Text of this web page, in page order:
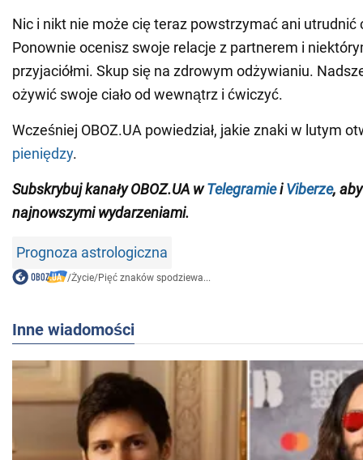
Nic i nikt nie może cię teraz powstrzymać ani utrudnić
Ponownie ocenisz swoje relacje z partnerem i
przyjaciółmi. Skup się na zdrowym odżywianiu.
ożywić swoje ciało od wewnątrz i ćwiczyć.
Wcześniej OBOZ.UA powiedział, jakie znaki w lutym
pieniędzy.
Subskrybuj kanały OBOZ.UA w TelegramieiViberze,
najnowszymi wydarzeniami.
Prognoza astrologiczna
/Życie/Pięć znaków spodziewa...
Inne wiadomości